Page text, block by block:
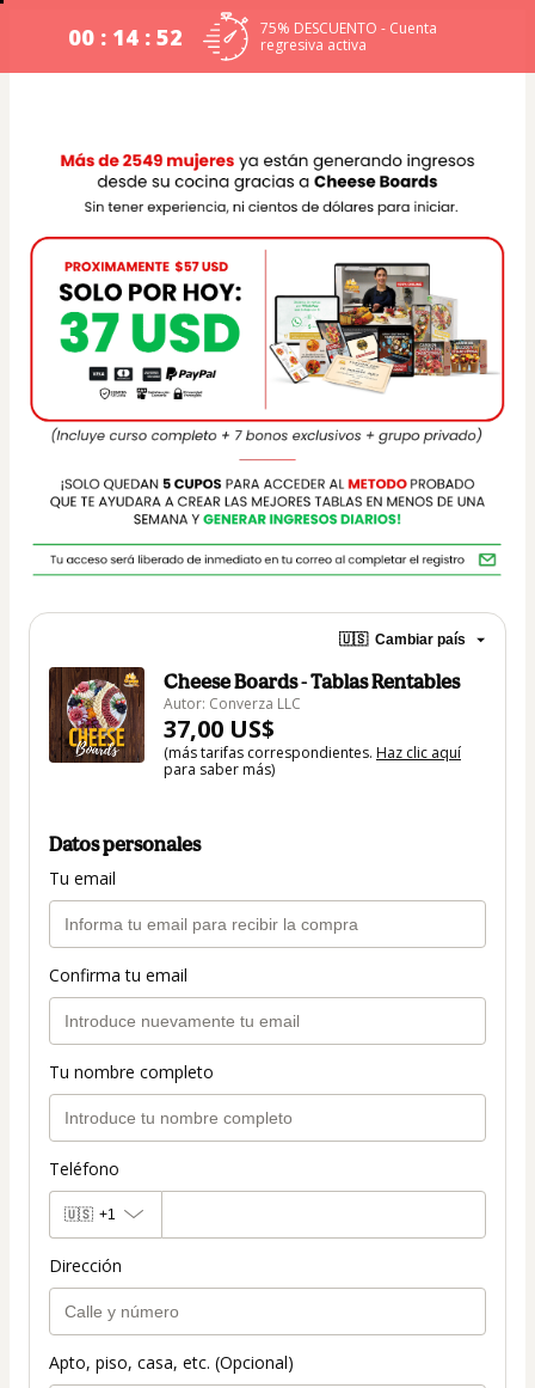
00 : 14 : 51
75% DESCUENTO - Cuenta
regresiva activa
🇺🇸 Cambiar país
Cheese Boards - Tablas Rentables
Autor: Converza LLC
37,00 US$
(más tarifas correspondientes. Haz clic aquí
para saber más)
Datos personales
Tu email
Confirma tu email
Tu nombre completo
Teléfono
🇺🇸 +1
Dirección
Apto, piso, casa, etc. (Opcional)